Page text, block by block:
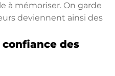
à mémoriser. On garde
deviennent ainsi des
des